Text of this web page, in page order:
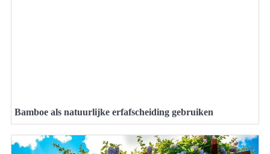
Bamboe als natuurlijke erfafscheiding gebruiken